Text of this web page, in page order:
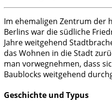
Im ehemaligen Zentrum der
Berlins war die südliche
Jahre weitgehend
das Wohnen in die Stadt
man vorwegnehmen, dass
Baublocks weitgehend
Geschichte und Typus